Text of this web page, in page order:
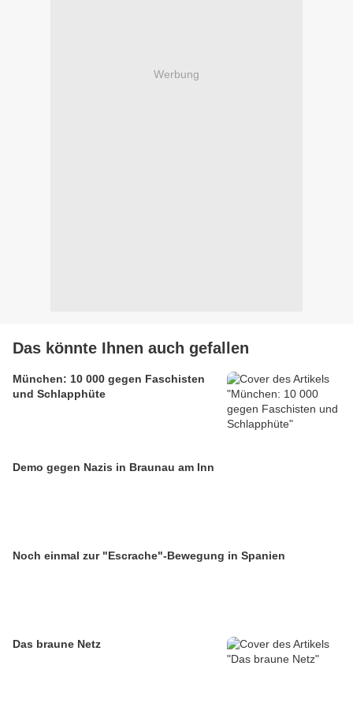
Werbung
Das könnte Ihnen auch gefallen
München: 10 000 gegen Faschisten
und Schlapphüte
Demo gegen Nazis in Braunau am Inn
Noch einmal zur "Escrache"-Bewegung in Spanien
Das braune Netz